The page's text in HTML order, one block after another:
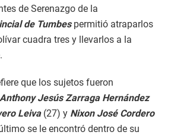
de Serenazgo de la
de Tumbespermitió atraparlos
cuadra tres y llevarlos a la
que los sujetos fueron
Anthony Jesús Zarraga Hernández
Leiva(27) y Nixon José Cordero
se le encontró dentro de su